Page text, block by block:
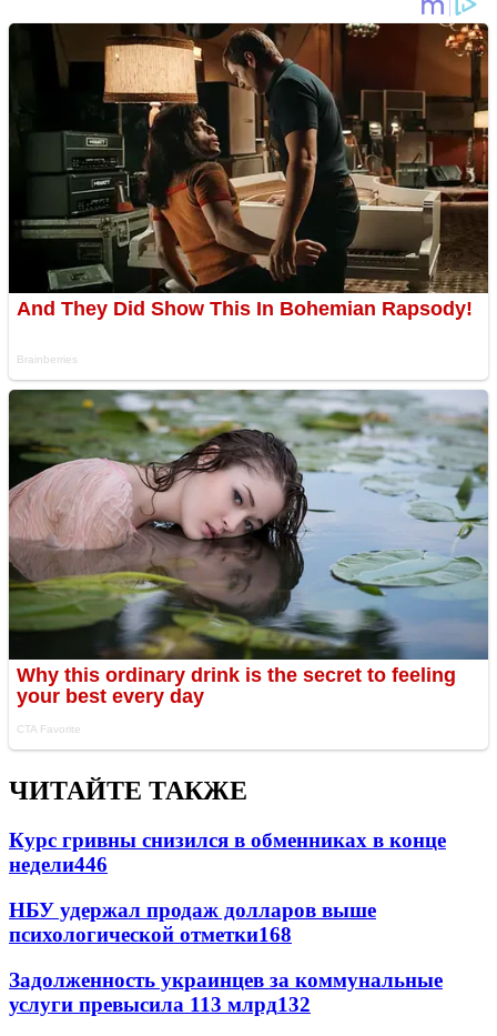
ЧИТАЙТЕ ТАКЖЕ
Курс гривны снизился в обменниках в конце
недели446
НБУ удержал продаж долларов выше
психологической отметки168
Задолженность украинцев за коммунальные
услуги превысила 113 млрд132